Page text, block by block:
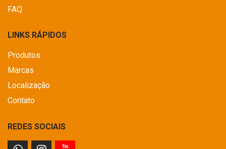
FAQ
LINKS RÁPIDOS
Produtos
Marcas
Localização
Contato
REDES SOCIAIS